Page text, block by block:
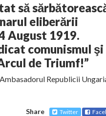
să
eliberării
August 1919.
comunismul şi
de Triumf!”
Republicii
Share Twitter